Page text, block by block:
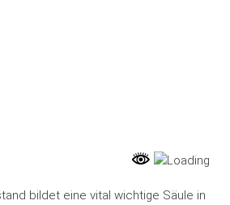
bildet eine vital wichtige Säule in